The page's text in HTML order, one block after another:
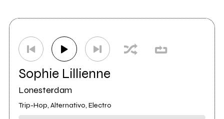
Sophie Lillienne
Lonesterdam
Trip-Hop, Alternativo, Electro